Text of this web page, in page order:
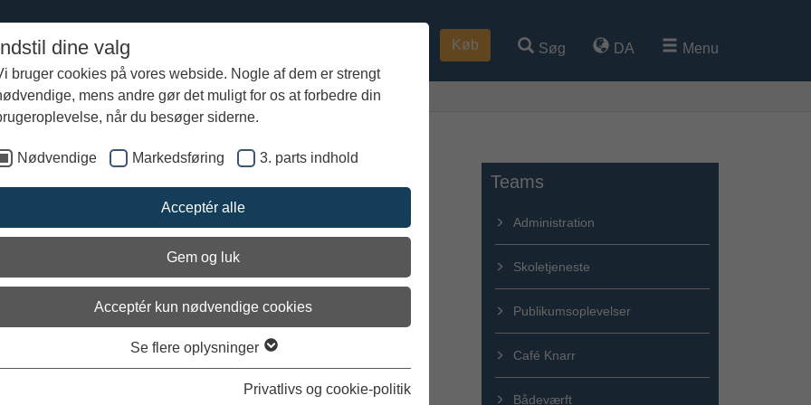
dine valg
bruger cookies på vores webside. Nogle af dem er strengt
mens andre gør det muligt for os at forbedre din
når du besøger siderne.
Nødvendige Markedsføring 3. parts indhold
Acceptér alle
Gem og luk
Acceptér kun nødvendige cookies
Se flere oplysninger
Privatlivs og cookie-politik
Køb Søg DA Menu
Kathrine Noes Sørensen
Teamleder for Skoletjenesten
Undervisnings- og udviklingsansvarlig
M:+45 51 60 41 11
Teams
Administration
Skoletjeneste
Publikumsoplevelser
Café Knarr
Bådeværft